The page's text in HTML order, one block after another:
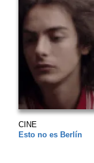
CINE
Esto no es Berlín